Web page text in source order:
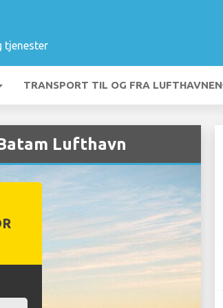
tjenester
TRANSPORT TIL OG FRA LUFTHAVNEN
Lufthavn